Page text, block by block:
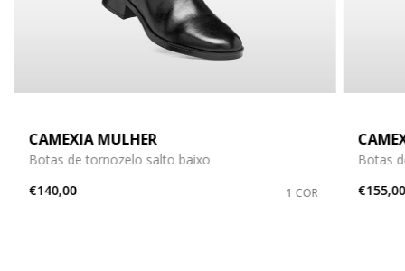
CAMEXIA MULHER
Botas de tornozelo salto baixo
€140,00
1 COR
Botas
€155,00